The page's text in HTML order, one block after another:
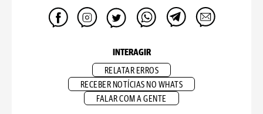
INTERAGIR
RELATAR ERROS
RECEBER NOTÍCIAS NO WHATS
FALAR COM A GENTE